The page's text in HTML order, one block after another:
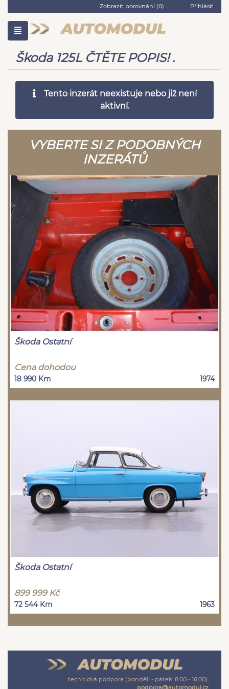
Zobrazit porovnání (0) Přihlásit
Škoda 125L ČTĚTE POPIS! .
Tento inzerát neexistuje nebo již není
aktivní.
VYBERTE SI Z PODOBNÝCH
INZERÁTŮ
Škoda Ostatní
Cena dohodou
18 990 Km 1974
Škoda Ostatní
899 999 Kč
72 544 Km 1963
technická podpora (pondělí - pátek: 8:00 - 16:00):